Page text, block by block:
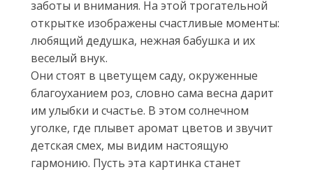
заботы и внимания. На этой трогательной
открытке изображены счастливые моменты:
любящий дедушка, нежная бабушка и их
веселый внук.
Они стоят в цветущем саду, окруженные
благоуханием роз, словно сама весна дарит
им улыбки и счастье. В этом солнечном
уголке, где плывет аромат цветов и звучит
детская смех, мы видим настоящую
гармонию. Пусть эта картинка станет